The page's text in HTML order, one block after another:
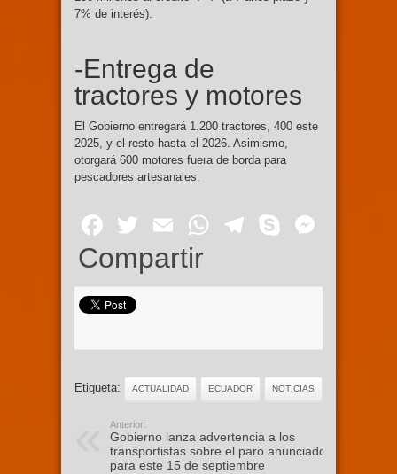
7% de interés).
-Entrega de
tractores y motores
El Gobierno entregará 1.200 tractores, 400 este
2025, y el resto hasta el 2026. Asimismo,
otorgará 600 motores fuera de borda para
pescadores artesanales.
Facebook
Twitter
EmailWhatsApp
Telegram
Skype
Compartir
Etiqueta: ACTUALIDAD ECUADOR NOTICIAS
Anterior:
Gobierno lanza advertencia a los
transportistas sobre el paro anunciado
para este 15 de septiembre